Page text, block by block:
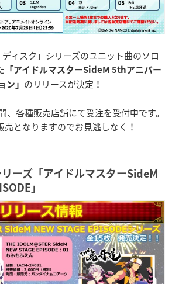
ディスク」シリーズのユニット曲のソロ
「アイドルマスターSideM 5thアニバー
ン」 のリリースが決定！
、各種販売店舗にて受注を受付中です。
となりますのでお見逃しなく！
ーズ「アイドルマスターSideM
」